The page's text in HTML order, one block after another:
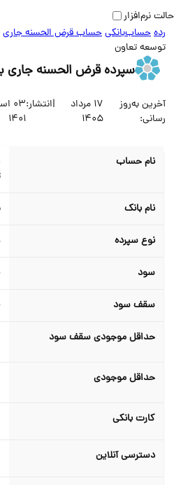
حساب‌بانکیحساب قرض الحسنه جاری
تعاون
سپرده قرض الحسنه جاری
به‌روز
17 مرداد
1405
| انتشار:
03 اسفند
1401
نام حساب
نام بانک
نوع سپرده
سود
سقف سود
حداقل موجودی سقف سود
حداقل موجودی
کارت بانکی
دسترسی آنلاین